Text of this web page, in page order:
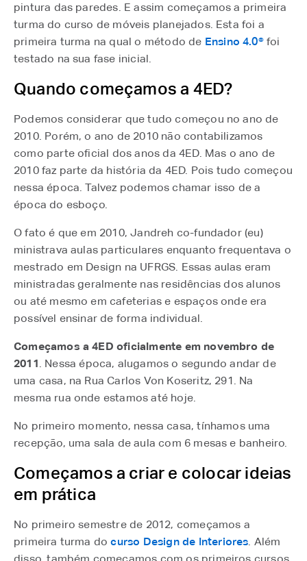
pintura das paredes. E assim começamos a primeira
turma do curso de móveis planejados. Esta foi a
primeira turma na qual o método de Ensino 4.0®foi
testado na sua fase inicial.
Quando começamos a 4ED?
Podemos considerar que tudo começou no ano de
2010. Porém, o ano de 2010 não contabilizamos
como parte oficial dos anos da 4ED. Mas o ano de
2010 faz parte da história da 4ED. Pois tudo começou
nessa época. Talvez podemos chamar isso de a
época do esboço.
O fato é que em 2010, Jandreh co-fundador (eu)
ministrava aulas particulares enquanto frequentava o
mestrado em Design na UFRGS. Essas aulas eram
ministradas geralmente nas residências dos alunos
ou até mesmo em cafeterias e espaços onde era
possível ensinar de forma individual.
Começamos a 4ED oficialmente em novembro de
2011. Nessa época, alugamos o segundo andar de
uma casa, na Rua Carlos Von Koseritz, 291. Na
mesma rua onde estamos até hoje.
No primeiro momento, nessa casa, tínhamos uma
recepção, uma sala de aula com 6 mesas e banheiro.
Começamos a criar e colocar ideias
em prática
No primeiro semestre de 2012, começamos a
primeira turma docurso Design de Interiores. Além